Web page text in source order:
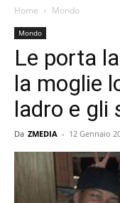
Home Mondo
Mondo
Le porta
la moglie
ladro e gli
Da ZMEDIA - 12 Gennaio